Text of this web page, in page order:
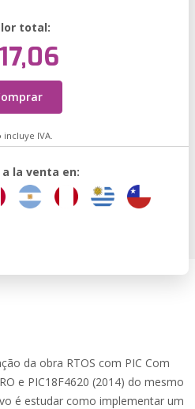
total:
incluye IVA.
la venta en:
da obra RTOS com PIC Com
e PIC18F4620 (2014) do mesmo
é estudar como implementar um